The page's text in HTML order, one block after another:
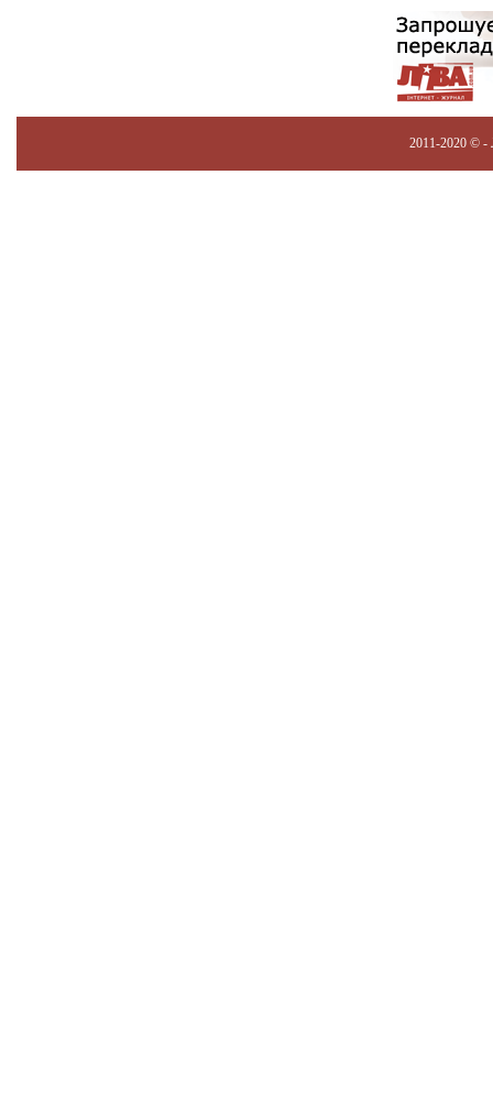
2011-2020 © -